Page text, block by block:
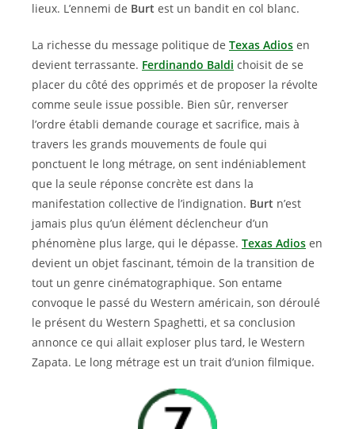
lieux. L’ennemi de Burt est un bandit en col blanc.
La richesse du message politique de Texas Adios en
devient terrassante. Ferdinando Baldi choisit de se
placer du côté des opprimés et de proposer la révolte
comme seule issue possible. Bien sûr, renverser
l’ordre établi demande courage et sacrifice, mais à
travers les grands mouvements de foule qui
ponctuent le long métrage, on sent indéniablement
que la seule réponse concrète est dans la
manifestation collective de l’indignation. Burt n’est
jamais plus qu’un élément déclencheur d’un
phénomène plus large, qui le dépasse. Texas Adios en
devient un objet fascinant, témoin de la transition de
tout un genre cinématographique. Son entame
convoque le passé du Western américain, son déroulé
le présent du Western Spaghetti, et sa conclusion
annonce ce qui allait exploser plus tard, le Western
Zapata. Le long métrage est un trait d’union filmique.